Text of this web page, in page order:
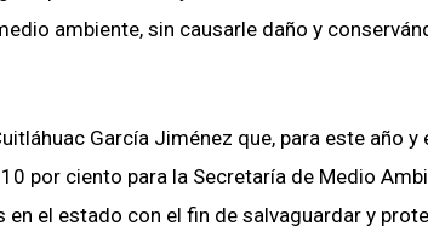
ambiente, sin causarle daño y
García Jiménez que, para este año y
por ciento para la Secretaría de Medio
el estado con el fin de salvaguardar y